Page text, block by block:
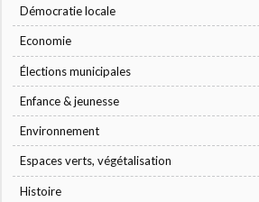
Démocratie locale
Economie
Élections municipales
Enfance & jeunesse
Environnement
Espaces verts, végétalisation
Histoire